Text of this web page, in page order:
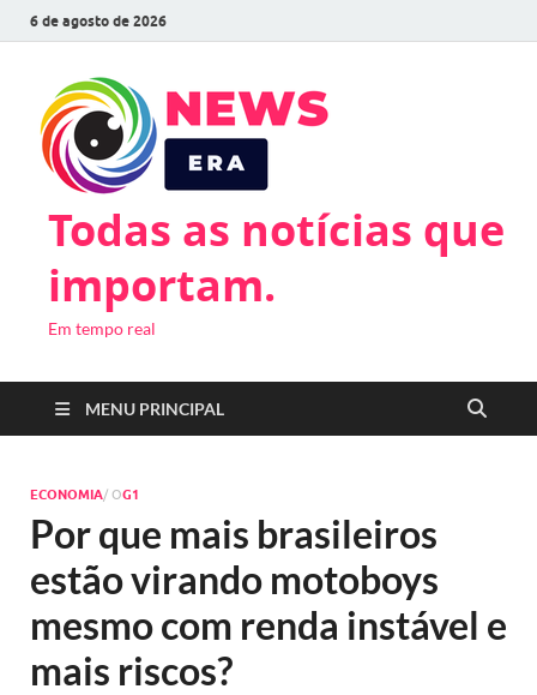
6 de agosto de 2026
Todas as notícias que
importam.
Em tempo real
MENU PRINCIPAL
ECONOMIA/ OG1
Por que mais brasileiros
estão virando motoboys
mesmo com renda instável e
mais riscos?